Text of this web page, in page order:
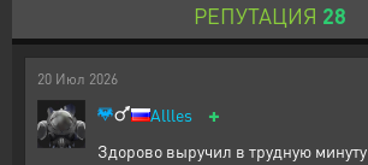
РЕПУТАЦИЯ 28
20 Июл 2026
Allles +
Здорово выручил в трудную минуту